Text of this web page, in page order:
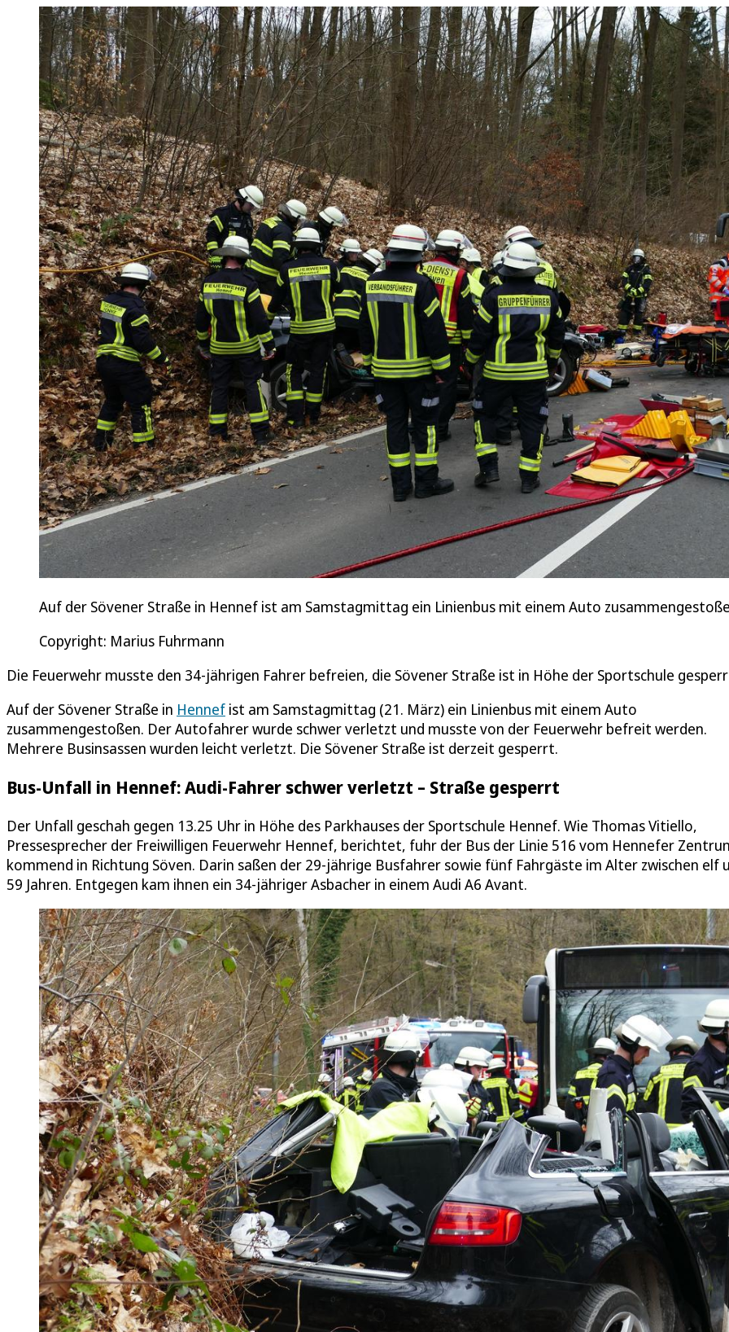
Auf der Sövener Straße in Hennef ist am Samstagmittag ein Linienbus mit einem Auto
Copyright: Marius Fuhrmann
Die Feuerwehr musste den 34-jährigen Fahrer befreien, die Sövener Straße ist in Höhe der Sportschule
Auf der Sövener Straße in Hennef ist am Samstagmittag (21. März) ein Linienbus mit einem Auto
zusammengestoßen. Der Autofahrer wurde schwer verletzt und musste von der Feuerwehr befreit werden.
Mehrere Businsassen wurden leicht verletzt. Die Sövener Straße ist derzeit gesperrt.
Bus-Unfall in Hennef: Audi-Fahrer schwer verletzt – Straße gesperrt
Der Unfall geschah gegen 13.25 Uhr in Höhe des Parkhauses der Sportschule Hennef. Wie Thomas Vitiello,
Pressesprecher der Freiwilligen Feuerwehr Hennef, berichtet, fuhr der Bus der Linie 516 vom Hennefer
kommend in Richtung Söven. Darin saßen der 29-jährige Busfahrer sowie fünf Fahrgäste im Alter zwischen elf
59 Jahren. Entgegen kam ihnen ein 34-jähriger Asbacher in einem Audi A6 Avant.